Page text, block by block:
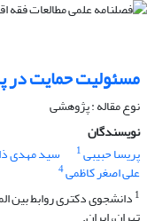
مسئولیت حمایت در
نوع مقاله : پژوهشی
نویسندگان
پریسا حبیبی1 سید مهدی
علی اصغر کاظمی4
1 دانشجوی دکتری روابط بین